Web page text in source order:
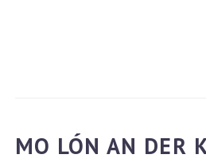
MO LÓN AN DER